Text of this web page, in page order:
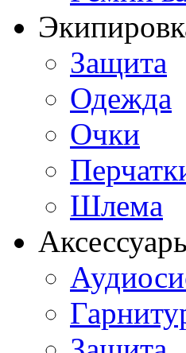
Защита
Одежда
Очки
Шлема